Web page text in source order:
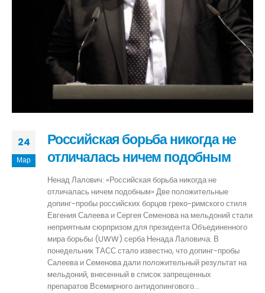
24
Мар
Российская борьба никогда не
отличалась ничем подобным
Ненад Лалович: «Российская борьба никогда не
отличалась ничем подобным» Две положительные
допинг-пробы российских борцов греко-римского стиля
Евгения Салеева и Сергея Семенова на мельдоний стали
неприятным сюрпризом для президента Объединенного
мира борьбы (UWW) серба Ненада Лаловича. В
понедельник ТАСС стало известно, что допинг-пробы
Салеева и Семенова дали положительный результат на
мельдоний, внесенный в список запрещенных
препаратов Всемирного антидопингового...